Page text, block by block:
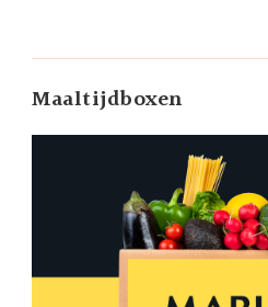
Maaltijdboxen